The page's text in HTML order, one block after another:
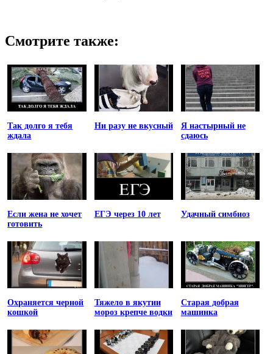
Смотрите также:
Так долго я тебя
ждала
Ни разу не вкусный
Я настырный не
сдаюсь
Если жена не хочет
готовить
ЕГЭ через 10 лет Удачный симбиоз
Охраняется черной
кошкой
Тяжело в якутии
мороз крепче водки
Старая добрая
машинка